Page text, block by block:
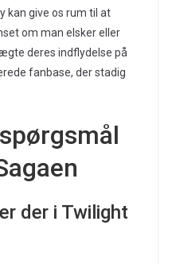
kan give os rum til at
om man elsker eller
deres indflydelse på
fanbase, der stadig
der i Twilight